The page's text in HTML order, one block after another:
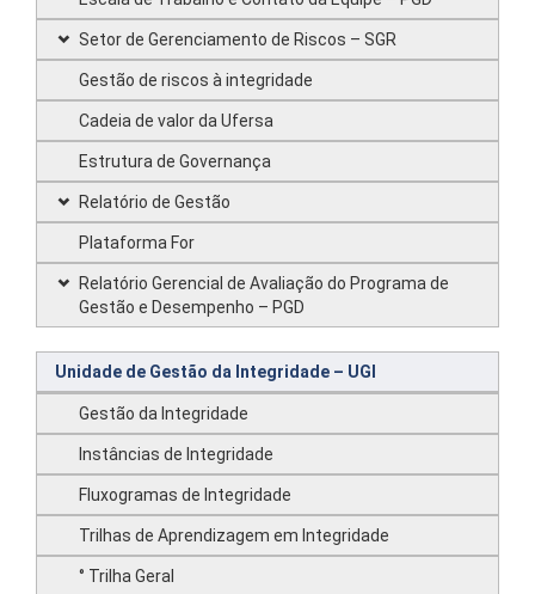
Setor de Gerenciamento de Riscos – SGR
Gestão de riscos à integridade
Cadeia de valor da Ufersa
Estrutura de Governança
Relatório de Gestão
Plataforma For
Relatório Gerencial de Avaliação do Programa de
Gestão e Desempenho – PGD
Unidade de Gestão da Integridade – UGI
Gestão da Integridade
Instâncias de Integridade
Fluxogramas de Integridade
Trilhas de Aprendizagem em Integridade
° Trilha Geral